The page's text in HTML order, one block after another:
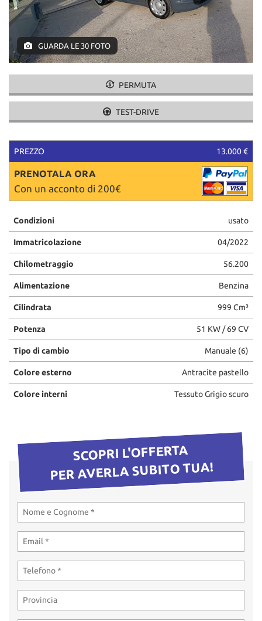
GUARDA LE 30 FOTO
PERMUTA
TEST-DRIVE
PREZZO 13.000 €
PRENOTALA ORA
Con un acconto di 200€
Condizioni usato
Immatricolazione 04/2022
Chilometraggio 56.200
Alimentazione Benzina
Cilindrata 999 Cm³
Potenza 51 KW / 69 CV
Tipo di cambio Manuale (6)
Colore esterno Antracite pastello
Colore interni Tessuto Grigio scuro
SCOPRI L'OFFERTA
PER AVERLA SUBITO TUA!
tracciamento
che
adottiamo
per
offrire
le
funzionalità
svolgere
attività
descritte.
Per
ottenere
maggiori
informazioni
sull'utilità
e
sul
di
questi
strumenti
di
tracciamento
si
rimanda
cookie
policy.
rivedere
scelte
in
qualsiasi
momento.
Cookie delle preferenze